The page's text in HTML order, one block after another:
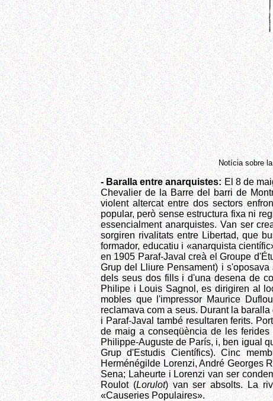
Notícia sobre
- Baralla entre anarquistes: El 8 de
Chevalier de la Barre del barri de
violent altercat entre dos sectors
popular, però sense estructura fixa ni
essencialment anarquistes. Van ser
sorgiren rivalitats entre Libertad, que
formador, educatiu i «anarquista
en 1905 Paraf-Javal creà el Groupe
Grup del Lliure Pensament) i
dels seus dos fills i d'una desena de
Philipe i Louis Sagnol, es dirigiren al
mobles que l'impressor Maurice
reclamava com a seus. Durant la
i Paraf-Javal també resultaren ferits.
de maig a conseqüència de les
Philippe-Auguste de París, i, ben igual
Grup d'Estudis Científics). Cinc
Herménégilde Lorenzi, André Georges
Sena; Laheurte i Lorenzi van ser
Roulot (Lorulot) van ser absolts. La
«Causeries Populaires».